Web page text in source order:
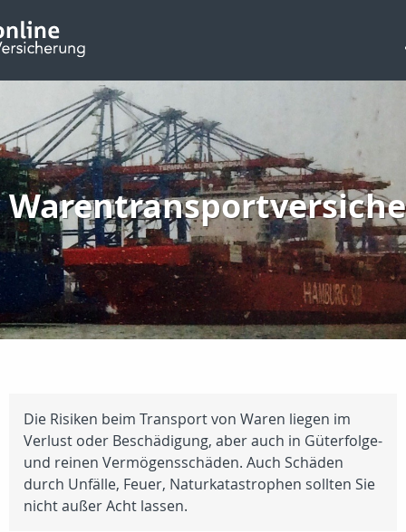
Die Risiken beim Transport von Waren liegen im
Verlust oder Beschädigung, aber auch in Güterfolge-
und reinen Vermögensschäden. Auch Schäden
durch Unfälle, Feuer, Naturkatastrophen sollten Sie
nicht außer Acht lassen.